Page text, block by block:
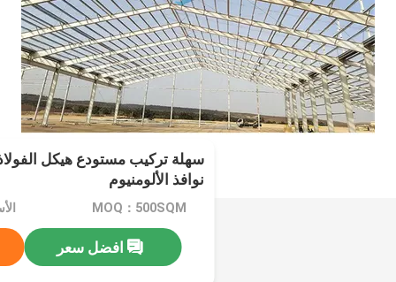
سهلة تركيب مستودع هيكل
نوافذ الألومنيوم
MOQ：500SQM
افضل سعر